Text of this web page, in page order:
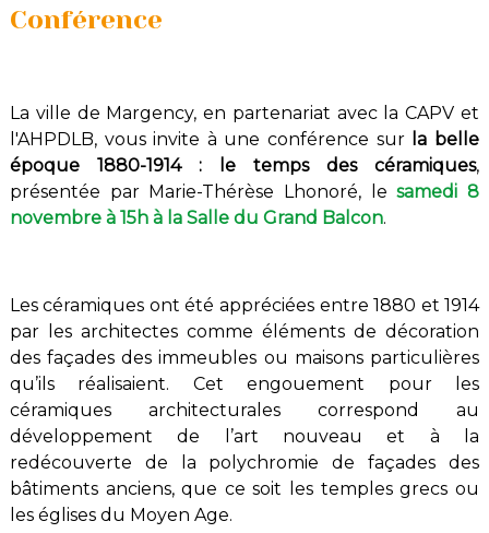
Conférence
La ville de Margency, en partenariat avec la CAPV et
l'AHPDLB, vous invite à uneconférence sur la belle
époque 1880-1914 : le temps des céramiques,
présentée par Marie-Thérèse Lhonoré, l esamedi 8
novembre à 15h à la Salle du Grand Balcon.
Les céramiques ont été appréciées entre 1880 et 1914
par les architectes comme éléments de décoration
des façades des immeubles ou maisons particulières
qu’ils réalisaient. Cet engouement pour les
céramiques architecturales correspond au
développement de l’art nouveau et à la
redécouverte de la polychromie de façades des
bâtiments anciens, que ce soit les temples grecs ou
les églises du Moyen Age.